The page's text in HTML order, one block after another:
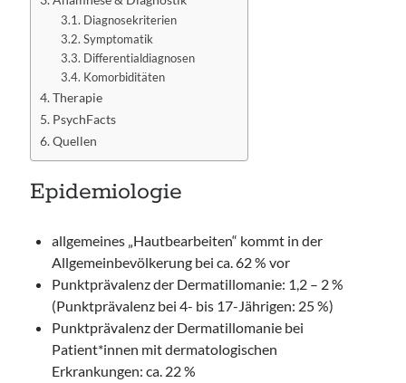
Diagnosekriterien
Symptomatik
Differentialdiagnosen
Komorbiditäten
Therapie
PsychFacts
Quellen
Epidemiologie
allgemeines „Hautbearbeiten“ kommt in der
Allgemeinbevölkerung bei ca. 62 % vor
Punktprävalenz der Dermatillomanie: 1,2 – 2 %
(Punktprävalenz bei 4- bis 17-Jährigen: 25 %)
Punktprävalenz der Dermatillomanie bei
Patient*innen mit dermatologischen
Erkrankungen: ca. 22 %